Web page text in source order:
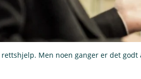
Men noen ganger er det godt